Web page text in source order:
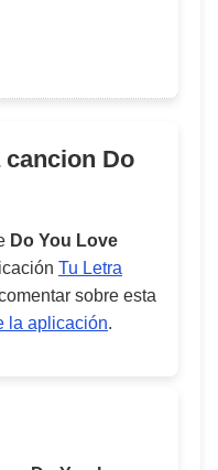
cancion Do
Do You Love
Tu Letra
sobre esta
la aplicación.